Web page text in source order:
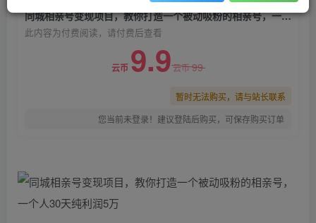
同城相亲号变现项目，教你打造一个被动吸粉的相亲号，一个人30天纯利润5万
此内容为付费阅读，请付费后查看
云币 9.9云币99
暂时无法购买，请与站长联系
您当前未登录！建议登陆后购买，可保存购买订单